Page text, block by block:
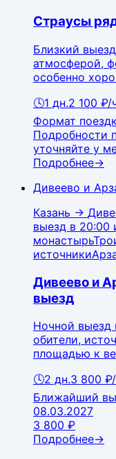
Страусы
Близкий
атмосферой,
особенно
🕓1 дн.2 100 ₽/
Формат
Подробности
уточняйте у
Подробнее→
Дивеево и
Казань →
выезд в 20:00
монастырь
источники
Дивеево и
выезд
Ночной выезд
обители,
площадью к
🕓2 дн.3 800 ₽
Ближайший
08.03.2027
3 800 ₽
Подробнее→